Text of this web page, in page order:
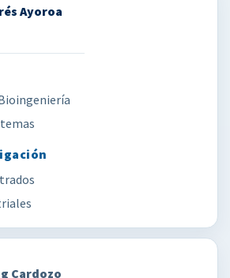
Ayoroa
Cardozo